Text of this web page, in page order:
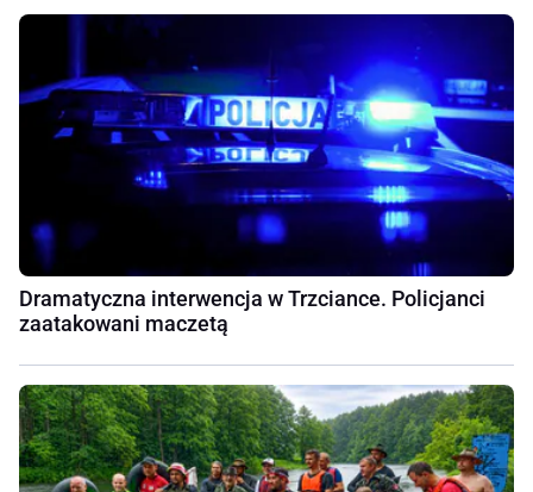
Dramatyczna interwencja w Trzciance. Policjanci
zaatakowani maczetą